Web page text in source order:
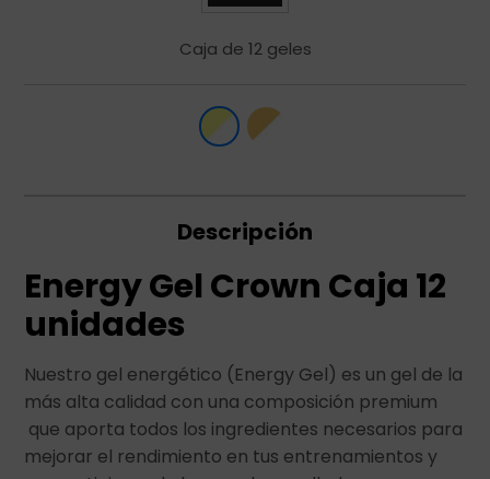
Caja de 12 geles
Descripción
Energy Gel Crown Caja 12
unidades
Nuestro gel energético (Energy Gel) es un gel de la
más alta calidad con una composición premium
que aporta todos los ingredientes necesarios para
mejorar el rendimiento en tus entrenamientos y